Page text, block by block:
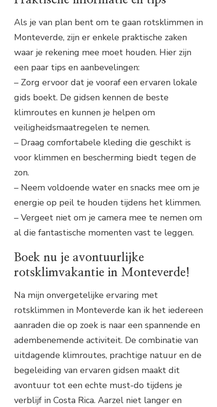
Als je van plan bent om te gaan rotsklimmen in
Monteverde, zijn er enkele praktische zaken
waar je rekening mee moet houden. Hier zijn
een paar tips en aanbevelingen:
– Zorg ervoor dat je vooraf een ervaren lokale
gids boekt. De gidsen kennen de beste
klimroutes en kunnen je helpen om
veiligheidsmaatregelen te nemen.
– Draag comfortabele kleding die geschikt is
voor klimmen en bescherming biedt tegen de
zon.
– Neem voldoende water en snacks mee om je
energie op peil te houden tijdens het klimmen.
– Vergeet niet om je camera mee te nemen om
al die fantastische momenten vast te leggen.
Boek nu je avontuurlijke
rotsklimvakantie in Monteverde!
Na mijn onvergetelijke ervaring met
rotsklimmen in Monteverde kan ik het iedereen
aanraden die op zoek is naar een spannende en
adembenemende activiteit. De combinatie van
uitdagende klimroutes, prachtige natuur en de
begeleiding van ervaren gidsen maakt dit
avontuur tot een echte must-do tijdens je
verblijf in Costa Rica. Aarzel niet langer en